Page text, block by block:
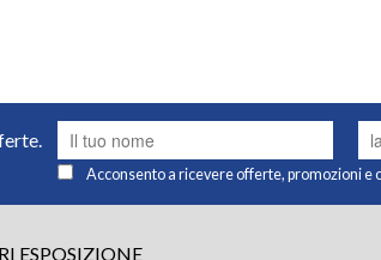
Acconsento a ricevere offerte, promozioni e
ESPOSIZIONE